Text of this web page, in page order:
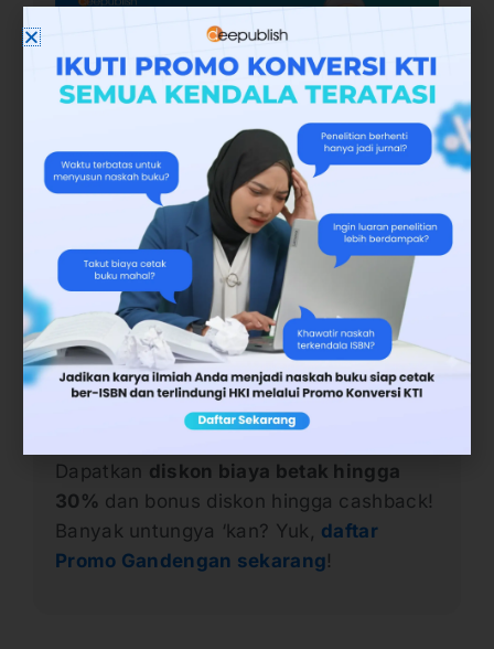
Saat Anda diwajibkan menerbitkan buku,
Anda tak perlu pusing biaya, karena apa?
Penerbit Deepublish akan memberikan
para akademisi potongan harga.
Daftarkan diri Anda diPromo Gandengan
yang saat ini sedang berlaku.
Biaya menerbitkan buku makin ringan,
Dapatkan diskon biaya betak hingga
30% dan bonus diskon hingga cashback!
Banyak untungya ‘kan? Yuk, daftar
Promo Gandengan sekarang!